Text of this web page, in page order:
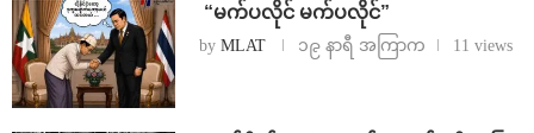
⁨ ⁨“မက်ပလိုင် မက်ပလိုင်”
by MLAT ၁၉ နာရီ အကြာက 11 views